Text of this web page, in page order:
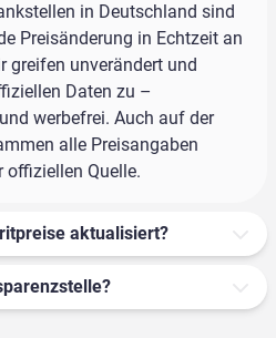
in Deutschland sind
Preisänderung in Echtzeit an
greifen unverändert und
Daten zu –
werbefrei. Auch auf der
alle Preisangaben
offiziellen Quelle.
aktualisiert?